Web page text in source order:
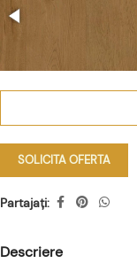
SOLICITA OFERTA
Partajați:
Descriere